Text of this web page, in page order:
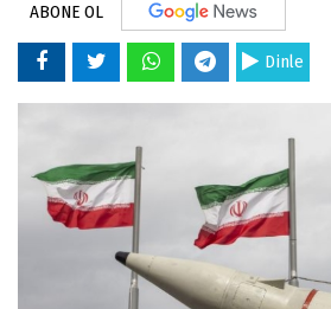
ABONE OL
Dinle